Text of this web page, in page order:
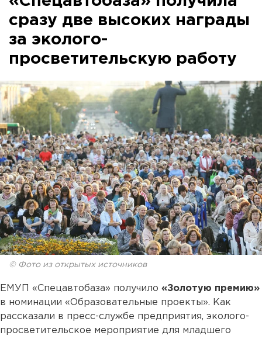
сразу две высоких награды
за эколого-
просветительскую работу
© Фото из открытых источников
ЕМУП «Спецавтобаза» получило «Золотую премию»
в номинации «Образовательные проекты». Как
рассказали в пресс-службе предприятия, эколого-
просветительское мероприятие для младшего